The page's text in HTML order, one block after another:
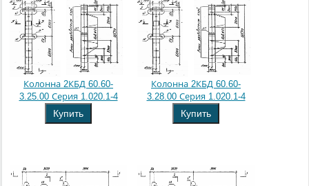
Колонна 2КБД 60.60-
3.25.00 Серия 1.020.1-4
Купить
Колонна 2КБД 60.60-
3.28.00 Серия 1.020.1-4
Купить